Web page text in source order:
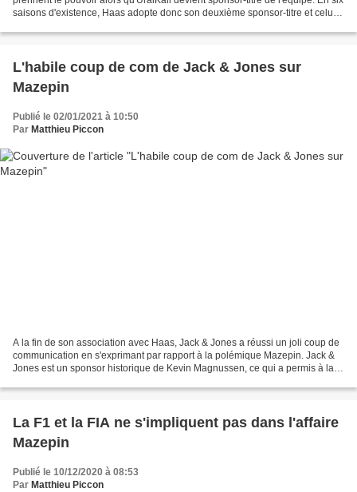
saisons d'existence, Haas adopte donc son deuxième sponsor-titre et celui-
L'habile coup de com de Jack & Jones sur
Mazepin
Publié le 02/01/2021 à 10:50
Par Matthieu Piccon
A la fin de son association avec Haas, Jack & Jones a réussi un joli coup de
communication en s'exprimant par rapport à la polémique Mazepin. Jack &
Jones est un sponsor historique de Kevin Magnussen, ce qui a permis à la
La F1 et la FIA ne s'impliquent pas dans l'affaire
Mazepin
Publié le 10/12/2020 à 08:53
Par Matthieu Piccon